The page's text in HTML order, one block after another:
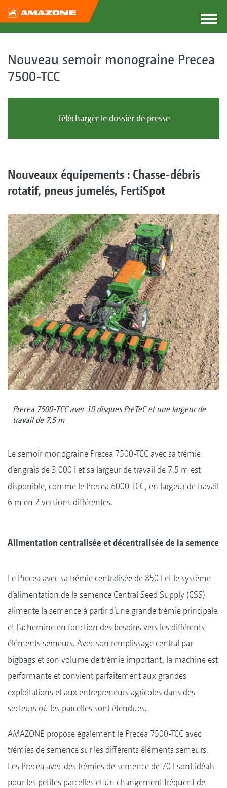
Nouveau semoir monograine Precea
7500-TCC
Télécharger le dossier de presse
Nouveaux équipements : Chasse-débris
rotatif, pneus jumelés, FertiSpot
Precea 7500-TCC avec 10 disques PreTeC et une largeur de
travail de 7,5 m
Le semoir monograine Precea 7500-TCC avec sa trémie
d’engrais de 3 000 l et sa largeur de travail de 7,5 m est
disponible, comme le Precea 6000-TCC, en largeur de travail
6 m en 2 versions différentes.
Alimentation centralisée et décentralisée de la semence
Le Precea avec sa trémie centralisée de 850 l et le système
d’alimentation de la semence Central Seed Supply (CSS)
alimente la semence à partir d’une grande trémie principale
et l’achemine en fonction des besoins vers les différents
éléments semeurs. Avec son remplissage central par
bigbags et son volume de trémie important, la machine est
performante et convient parfaitement aux grandes
exploitations et aux entrepreneurs agricoles dans des
secteurs où les parcelles sont étendues.
AMAZONE propose également le Precea 7500-TCC avec
trémies de semence sur les différents éléments semeurs.
Les Precea avec des trémies de semence de 70 l sont idéals
pour les petites parcelles et un changement fréquent de